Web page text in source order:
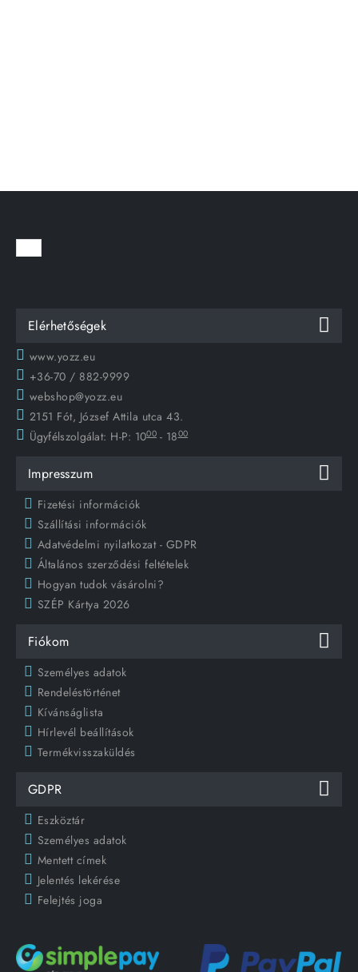
Elérhetőségek
www.yozz.eu
+36-70 / 882-9999
webshop@yozz.eu
2151 Fót, József Attila utca 43.
Ügyfélszolgálat: H-P: 1000 - 1800
Impresszum
Fizetési információk
Szállítási információk
Adatvédelmi nyilatkozat - GDPR
Általános szerződési feltételek
Hogyan tudok vásárolni?
SZÉP Kártya 2026
Fiókom
Személyes adatok
Rendeléstörténet
Kívánságlista
Hírlevél beállítások
Termékvisszaküldés
GDPR
Eszköztár
Személyes adatok
Mentett címek
Jelentés lekérése
Felejtés joga